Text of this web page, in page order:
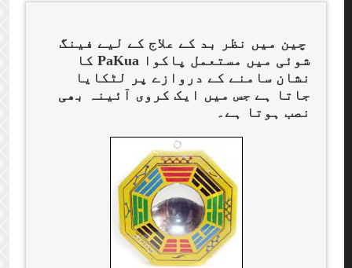
چین میں نظر بد کے علاج کے لیے فینگ
شوئی میں مستعمل پاکوا PaKua کا
نشان سامنے کے دروازے پر لٹکایا
جاتا ہے جس میں ایک کروی آئینہ بھی
نصب ہوتا ہے۔